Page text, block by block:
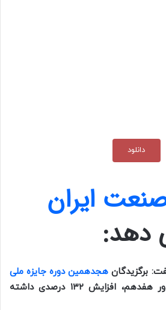
دانلود
ایران
دهد:
برگزیدگان هجدهمین دوره جایزه ملی
در مقایسه با دور هفدهم، افزایش ۱۳۲ درصدی داشته